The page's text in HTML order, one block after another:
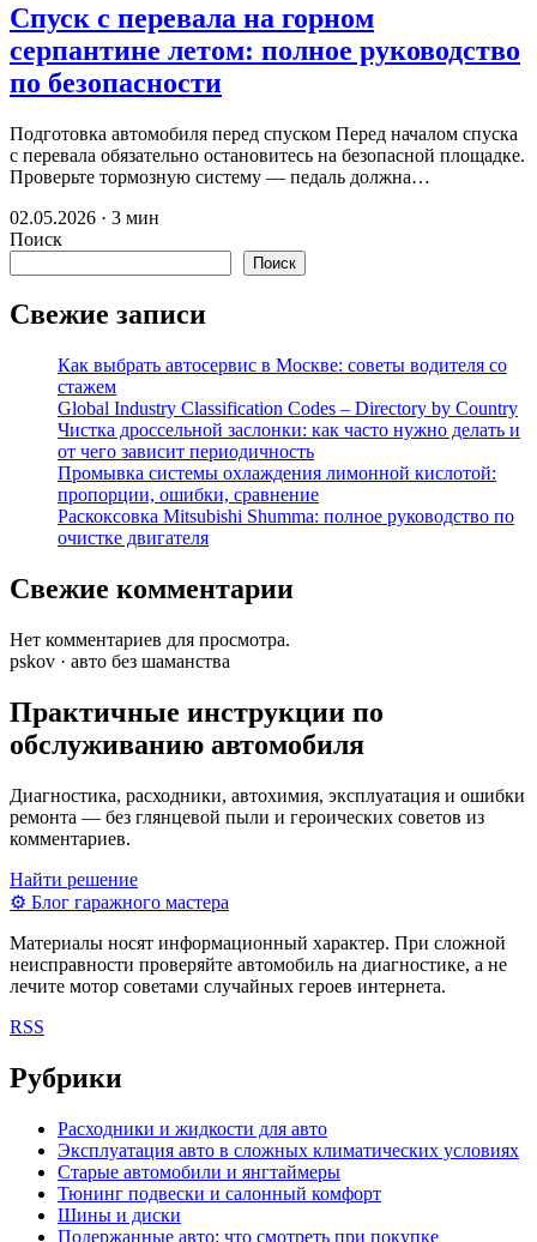
Спуск с перевала на горном
серпантине летом: полное руководство
по безопасности
Подготовка автомобиля перед спуском Перед началом спуска
с перевала обязательно остановитесь на безопасной площадке.
Проверьте тормозную систему — педаль должна…
02.05.2026 · 3 мин
Поиск
Поиск
Свежие записи
Как выбрать автосервис в Москве: советы водителя со
стажем
Global Industry Classification Codes – Directory by Country
Чистка дроссельной заслонки: как часто нужно делать и
от чего зависит периодичность
Промывка системы охлаждения лимонной кислотой:
пропорции, ошибки, сравнение
Раскоксовка Mitsubishi Shumma: полное руководство по
очистке двигателя
Свежие комментарии
Нет комментариев для просмотра.
pskov · авто без шаманства
Практичные инструкции по
обслуживанию автомобиля
Диагностика, расходники, автохимия, эксплуатация и ошибки
ремонта — без глянцевой пыли и героических советов из
комментариев.
Найти решение
⚙ Блог гаражного мастера
Материалы носят информационный характер. При сложной
неисправности проверяйте автомобиль на диагностике, а не
лечите мотор советами случайных героев интернета.
RSS
Рубрики
Расходники и жидкости для авто
Эксплуатация авто в сложных климатических условиях
Старые автомобили и янгтаймеры
Тюнинг подвески и салонный комфорт
Шины и диски
Подержанные авто: что смотреть при покупке